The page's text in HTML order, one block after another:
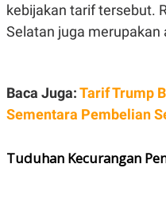
SITEMAPPROFILETERM
PEMBERITAAN
SIBER
kebijakan tarif tersebut.
Selatan juga merupakan
Baca Juga:Tarif Trump
Sementara Pembelian
Tuduhan Kecurangan